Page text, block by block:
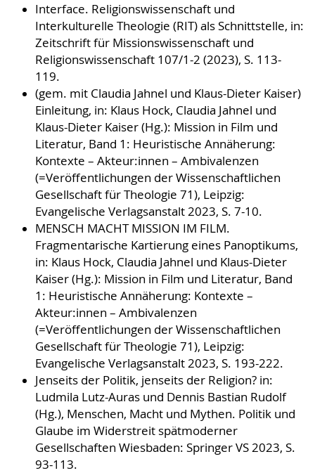
Interface. Religionswissenschaft und
Interkulturelle Theologie (RIT) als Schnittstelle, in:
Zeitschrift für Missionswissenschaft und
Religionswissenschaft 107/1-2 (2023), S. 113-
119.
(gem. mit Claudia Jahnel und Klaus-Dieter Kaiser)
Einleitung, in: Klaus Hock, Claudia Jahnel und
Klaus-Dieter Kaiser (Hg.): Mission in Film und
Literatur, Band 1: Heuristische Annäherung:
Kontexte – Akteur:innen – Ambivalenzen
(=Veröffentlichungen der Wissenschaftlichen
Gesellschaft für Theologie 71), Leipzig:
Evangelische Verlagsanstalt 2023, S. 7-10.
MENSCH MACHT MISSION IM FILM.
Fragmentarische Kartierung eines Panoptikums,
in: Klaus Hock, Claudia Jahnel und Klaus-Dieter
Kaiser (Hg.): Mission in Film und Literatur, Band
1: Heuristische Annäherung: Kontexte –
Akteur:innen – Ambivalenzen
(=Veröffentlichungen der Wissenschaftlichen
Gesellschaft für Theologie 71), Leipzig:
Evangelische Verlagsanstalt 2023, S. 193-222.
Jenseits der Politik, jenseits der Religion? in:
Ludmila Lutz-Auras und Dennis Bastian Rudolf
(Hg.), Menschen, Macht und Mythen. Politik und
Glaube im Widerstreit spätmoderner
Gesellschaften Wiesbaden: Springer VS 2023, S.
93-113.